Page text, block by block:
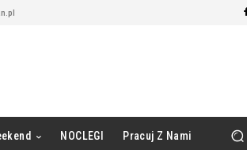
NOCLEGI Pracuj Z Nami